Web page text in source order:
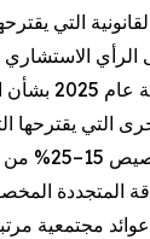
التي
الرأي
التي يقترحها
الطاقة،
المتجددة
عوائد مجتمعية